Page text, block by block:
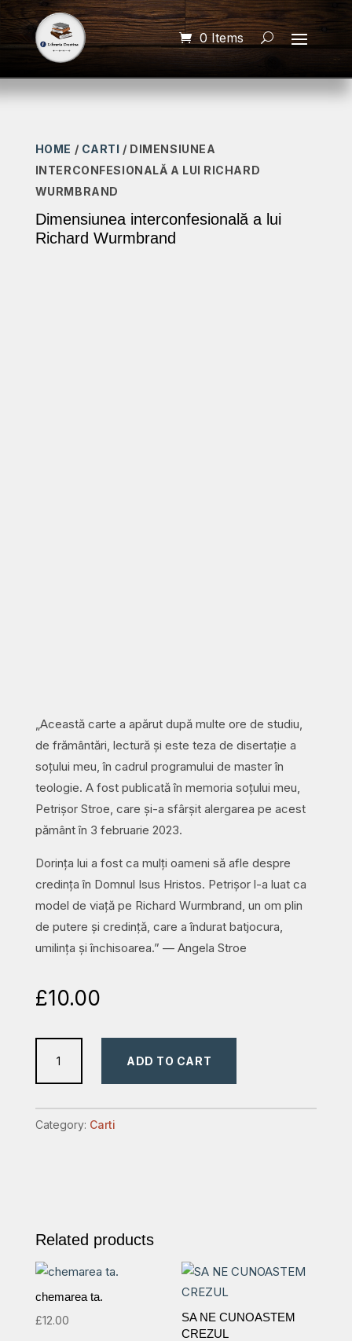
0 Items
HOME / CARTI / DIMENSIUNEA
INTERCONFESIONALĂ A LUI RICHARD
WURMBRAND
Dimensiunea interconfesională a lui
Richard Wurmbrand
„Această carte a apărut după multe ore de studiu,
de frământări, lectură și este teza de disertație a
soțului meu, în cadrul programului de master în
teologie. A fost publicată în memoria soțului meu,
Petrișor Stroe, care și-a sfârșit alergarea pe acest
pământ în 3 februarie 2023.
Dorința lui a fost ca mulți oameni să afle despre
credința în Domnul Isus Hristos. Petrișor l-a luat ca
model de viață pe Richard Wurmbrand, un om plin
de putere și credință, care a îndurat batjocura,
umilința și închisoarea.” — Angela Stroe
£10.00
interconfesională
lui
Richard
ADD TO CART
Category: Carti
Related products
chemarea ta.
£12.00
SA NE CUNOASTEM
CREZUL